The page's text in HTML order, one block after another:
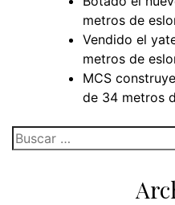
metros de
Vendido el
metros de
MCS
de 34 metros
Buscar: